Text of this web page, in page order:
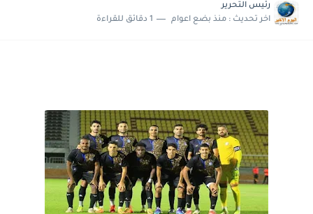
رئيس التحرير
اخر تحديث : منذ بضع اعوام 1 دقائق للقراءة